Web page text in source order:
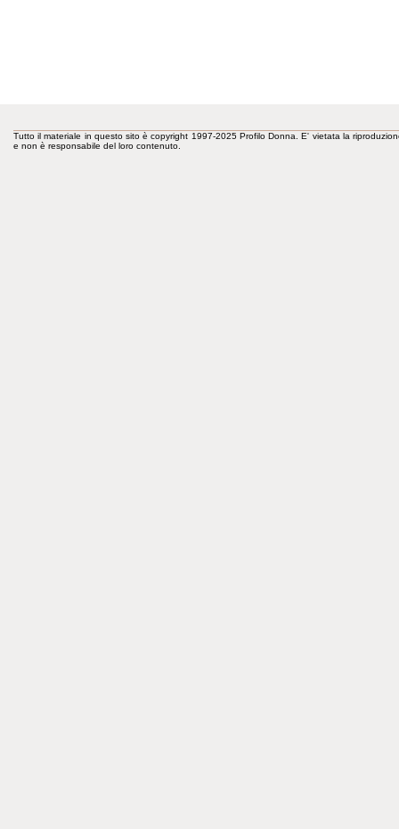
Tutto il materiale in questo sito è copyright 1997-2025 Profilo Donna. E' vietata la
e non è responsabile del loro contenuto.